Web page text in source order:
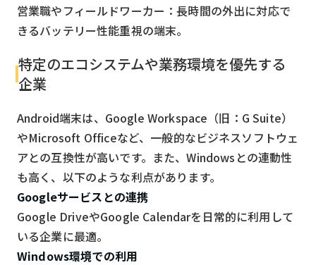
営業職やフィールドワーカー：長時間の外出に対応で
きるバッテリー性能重視の端末。
特定のエコシステムや業務環境を優先する
企業
Android端末は、Google Workspace（旧：G Suite）
やMicrosoft Officeなど、一般的なビジネスソフトウェ
アとの互換性が高いです。また、Windowsとの連動性
も高く、以下のような利点があります。
Googleサービスとの連携
Google DriveやGoogle Calendarを日常的に利用して
いる企業に最適。
Windows環境での利用